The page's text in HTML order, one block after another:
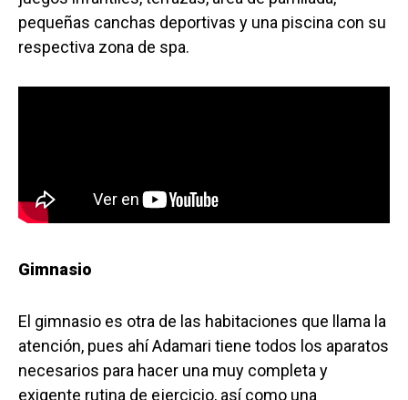
pequeñas canchas deportivas y una piscina con su
respectiva zona de spa.
Gimnasio
El gimnasio es otra de las habitaciones que llama la
atención, pues ahí Adamari tiene todos los aparatos
necesarios para hacer una muy completa y
exigente rutina de ejercicio, así como una